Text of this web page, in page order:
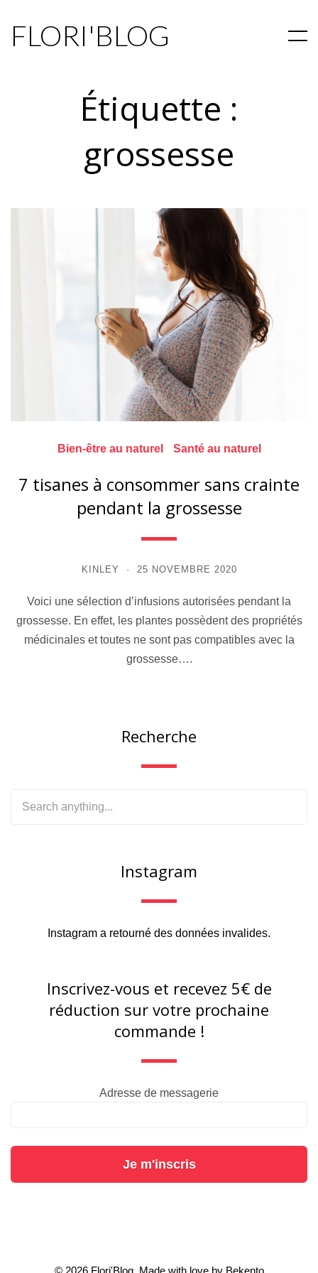
FLORI'BLOG
Étiquette :
grossesse
Bien-être au naturel Santé au naturel
7 tisanes à consommer sans crainte
pendant la grossesse
KINLEY 25 NOVEMBRE 2020
Voici une sélection d’infusions autorisées pendant la
grossesse. En effet, les plantes possèdent des propriétés
médicinales et toutes ne sont pas compatibles avec la
grossesse….
Recherche
Instagram
Instagram a retourné des données invalides.
Inscrivez-vous et recevez 5€ de
réduction sur votre prochaine
commande !
Adresse de messagerie
Je m'inscris
© 2026 Flori'Blog. Made with love by Bekento